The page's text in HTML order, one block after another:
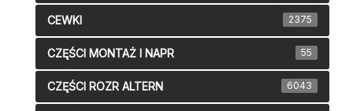
CEWKI 2375
CZĘŚCI MONTAŻ I NAPR 55
CZĘŚCI ROZR ALTERN 6043